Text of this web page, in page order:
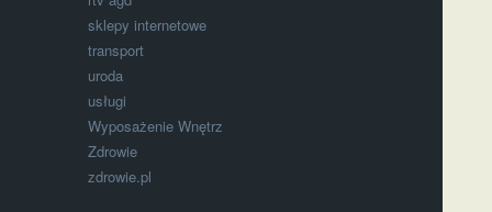
sklepy internetowe
transport
uroda
usługi
Wyposażenie Wnętrz
Zdrowie
zdrowie.pl